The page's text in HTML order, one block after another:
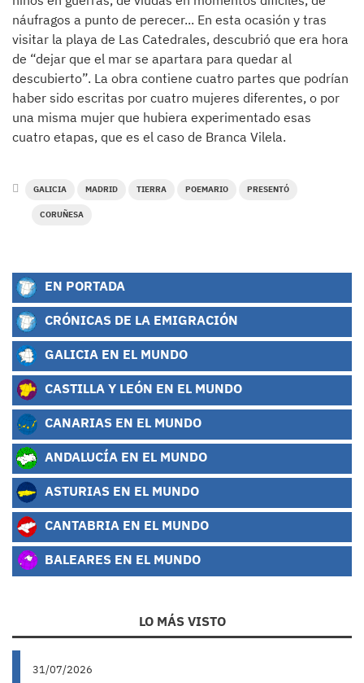
náufragos a punto de perecer... En esta ocasión y tras
visitar la playa de Las Catedrales, descubrió que era hora
de “dejar que el mar se apartara para quedar al
descubierto”. La obra contiene cuatro partes que podrían
haber sido escritas por cuatro mujeres diferentes, o por
una misma mujer que hubiera experimentado esas
cuatro etapas, que es el caso de Branca Vilela.
GALICIA MADRID TIERRA POEMARIO PRESENTÓ
CORUÑESA
EN PORTADA
CRÓNICAS DE LA EMIGRACIÓN
GALICIA EN EL MUNDO
CASTILLA Y LEÓN EN EL MUNDO
CANARIAS EN EL MUNDO
ANDALUCÍA EN EL MUNDO
ASTURIAS EN EL MUNDO
CANTABRIA EN EL MUNDO
BALEARES EN EL MUNDO
LO MÁS VISTO
31/07/2026